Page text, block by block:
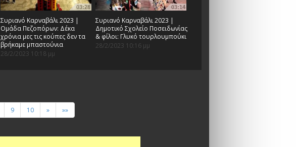
03:28
Συριανό Καρναβάλι 2023 |
Ομάδα Πεζοπόρων: Δέκα
χρόνια μες τις κούπες δεν τα
βρήκαμε μπαστούνια
28/2/2023 10:18 μμ
03:14
Συριανό Καρναβάλι 2023 |
Δημοτικό Σχολείο Ποσειδωνίας
& φίλοι: Γλυκό τουρλουμπούκι
28/2/2023 10:16 μμ
9 10 » »»